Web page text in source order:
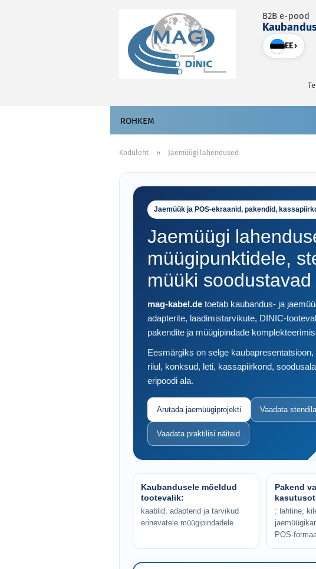
B2B e-pood
EE›
ROHKEM
Koduleht » Jaemüügi lahendused
Jaemüük ja POS-ekraanid, pakendid,
Jaemüügi
müügipunktidele,
müüki
mag-kabel.de toetab kaubandus- ja
adapterite, laadimistarvikute, DINIC-
pakendite ja müügipindade
Eesmärgiks on selge
riiul, konksud, leti, kassapiirkond,
eripoodi ala.
Arutada jaemüügiprojekti Vaadata
Vaadata praktilisi näiteid
Kaubandusele mõeldud
tootevalik:
kaablid, adapterid ja tarvikud
erinevatele müügipindadele.
Pakend
: lahtine,
POS-